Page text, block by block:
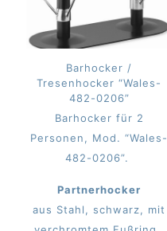
Barhocker /
Tresenhocker “Wales-
482-0206”
Barhocker für 2
Personen, Mod. “Wales-
482-0206”.
Partnerhocker
aus Stahl, schwarz, mit